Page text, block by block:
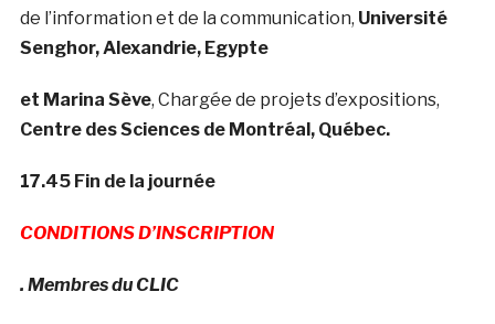
de l’information et de la communication, Université
Senghor, Alexandrie, Egypte
et Marina Sève, Chargée de projets d’expositions,
Centre des Sciences de Montréal, Québec.
17.45 Fin de la journée
CONDITIONS D’INSCRIPTION
. Membres du CLIC